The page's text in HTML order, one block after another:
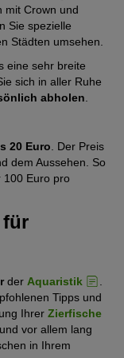
typischen
eine
und
dass die
. Auch hier spielt
Verletzung,
Hierbei
an
auf den Augen.
Fisch verletzt hat
Auch
mit Crown und
Sie spezielle
Städten umsehen.
eine sehr breite
sich in aller Ruhe
abholen
20 Euro . Der Preis
dem Aussehen. So
100 Euro pro
für
der Aquaristik
.
Tipps und
Ihrer Zierfische
vor allem lang
in Ihrem